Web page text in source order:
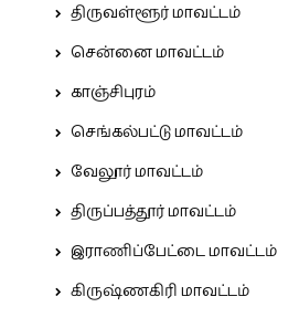
திருவள்ளூர் மாவட்டம்
சென்னை மாவட்டம்
காஞ்சிபுரம்
செங்கல்பட்டு மாவட்டம்
வேலூர் மாவட்டம்
திருப்பத்தூர் மாவட்டம்
இராணிப்பேட்டை மாவட்டம்
கிருஷ்ணகிரி மாவட்டம்